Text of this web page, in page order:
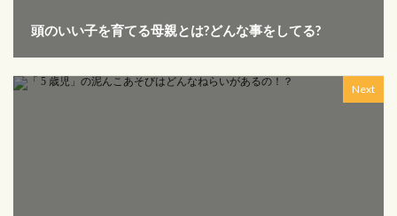
頭のいい子を育てる母親とは?どんな事をしてる?
Next